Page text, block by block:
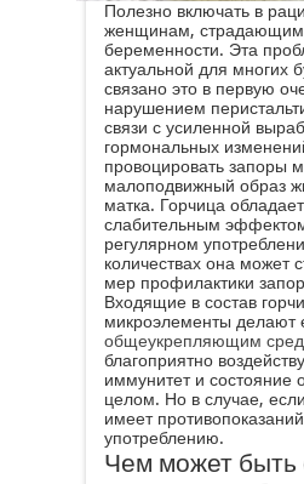
Полезно включать в
женщинам, страдающим
беременности. Эта
актуальной для многих
связано это в первую
нарушением
связи с усиленной
гормональных
провоцировать запоры
малоподвижный образ
матка. Горчица
слабительным
регулярном
количествах она может
мер профилактики
Входящие в состав
микроэлементы делают
общеукрепляющим
благоприятно
иммунитет и состояние
целом. Но в случае,
имеет
употреблению.
Чем может быть